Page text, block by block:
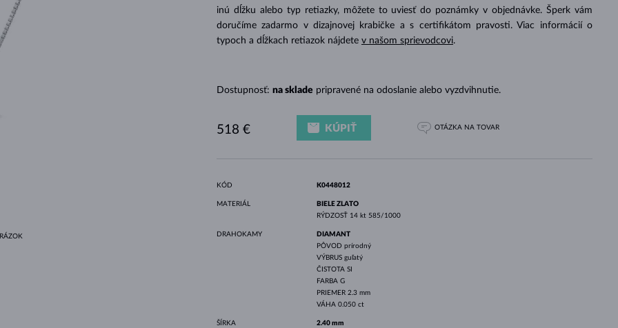
HALO ŠTÝL
ORIGINÁLNE SÚPRAVY
AMETYSTY
SINGLE BIELE ZLATO
ŽLTÉ ZLATO
ZLATO
DRAHOKAMY RUŽOVÉ ZLATO
MAGNETICKÉ NÁHRDELNÍKY
SLADKOVODNÉ PERLY
BEZEL OSADENIE BIELE ZLATO
RUŽOVÉ ZLATO
PRE MAMIČKU TIPY NA DARČEKYinú dĺžku alebo typ retiazky, môžete to uviesť do poznámky v objednávke. Šperk vám
doručíme zadarmo v dizajnovej krabičke a s certifikátom pravosti. Viac informácií o
typoch a dĺžkach retiazok nájdete v našom sprievodcovi.
Dostupnosť: na sklade pripravené na odoslanie alebo vyzdvihnutie.
518 € KÚPIŤ OTÁZKA NA TOVAR
KÓD K0448012
MATERIÁL
BIELE ZLATO
RÝDZOSŤ 14 kt 585/1000
DRAHOKAMY
DIAMANT
PÔVOD prírodný
VÝBRUS guľatý
ČISTOTA SI
FARBA G
PRIEMER 2.3 mm
VÁHA 0.050 ct
ŠÍRKA 2.40 mm